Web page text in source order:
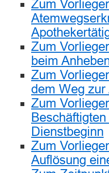
Zum
Zum
beim
Zum
dem Weg
Zum
Dienstbeginn
Zum
Auflösung